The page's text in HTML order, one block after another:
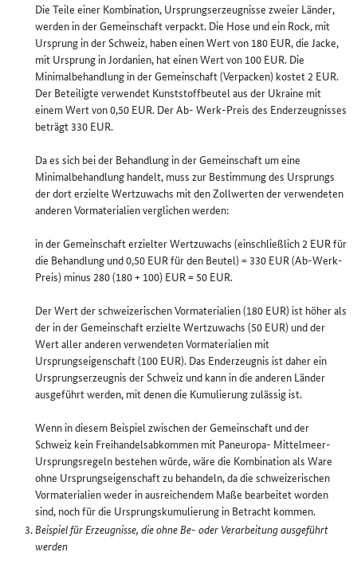
Die Teile einer Kombination, Ursprungserzeugnisse zweier Länder,
werden in der Gemeinschaft verpackt. Die Hose und ein Rock, mit
Ursprung in der Schweiz, haben einen Wert von 180 EUR, die Jacke,
mit Ursprung in Jordanien, hat einen Wert von 100 EUR. Die
Minimalbehandlung in der Gemeinschaft (Verpacken) kostet 2 EUR.
Der Beteiligte verwendet Kunststoffbeutel aus der Ukraine mit
einem Wert von 0,50 EUR. Der Ab- Werk-Preis des Enderzeugnisses
beträgt 330 EUR.
Da es sich bei der Behandlung in der Gemeinschaft um eine
Minimalbehandlung handelt, muss zur Bestimmung des Ursprungs
der dort erzielte Wertzuwachs mit den Zollwerten der verwendeten
anderen Vormaterialien verglichen werden:
in der Gemeinschaft erzielter Wertzuwachs (einschließlich 2 EUR für
die Behandlung und 0,50 EUR für den Beutel) = 330 EUR (Ab-Werk-
Preis) minus 280 (180 + 100) EUR = 50 EUR.
Der Wert der schweizerischen Vormaterialien (180 EUR) ist höher als
der in der Gemeinschaft erzielte Wertzuwachs (50 EUR) und der
Wert aller anderen verwendeten Vormaterialien mit
Ursprungseigenschaft (100 EUR). Das Enderzeugnis ist daher ein
Ursprungserzeugnis der Schweiz und kann in die anderen Länder
ausgeführt werden, mit denen die Kumulierung zulässig ist.
Wenn in diesem Beispiel zwischen der Gemeinschaft und der
Schweiz kein Freihandelsabkommen mit Paneuropa- Mittelmeer-
Ursprungsregeln bestehen würde, wäre die Kombination als Ware
ohne Ursprungseigenschaft zu behandeln, da die schweizerischen
Vormaterialien weder in ausreichendem Maße bearbeitet worden
sind, noch für die Ursprungskumulierung in Betracht kommen.
Beispiel für Erzeugnisse, die ohne Be- oder Verarbeitung ausgeführt
werden